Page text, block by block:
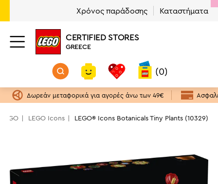
Χρόνος παράδοσης Καταστήματα
CERTIFIED STORES
GREECE
(0)
Δωρεάν μεταφορικά για αγορές άνω των 49€
LEGO Icons LEGO® Icons Botanicals Tiny Plants (10329)